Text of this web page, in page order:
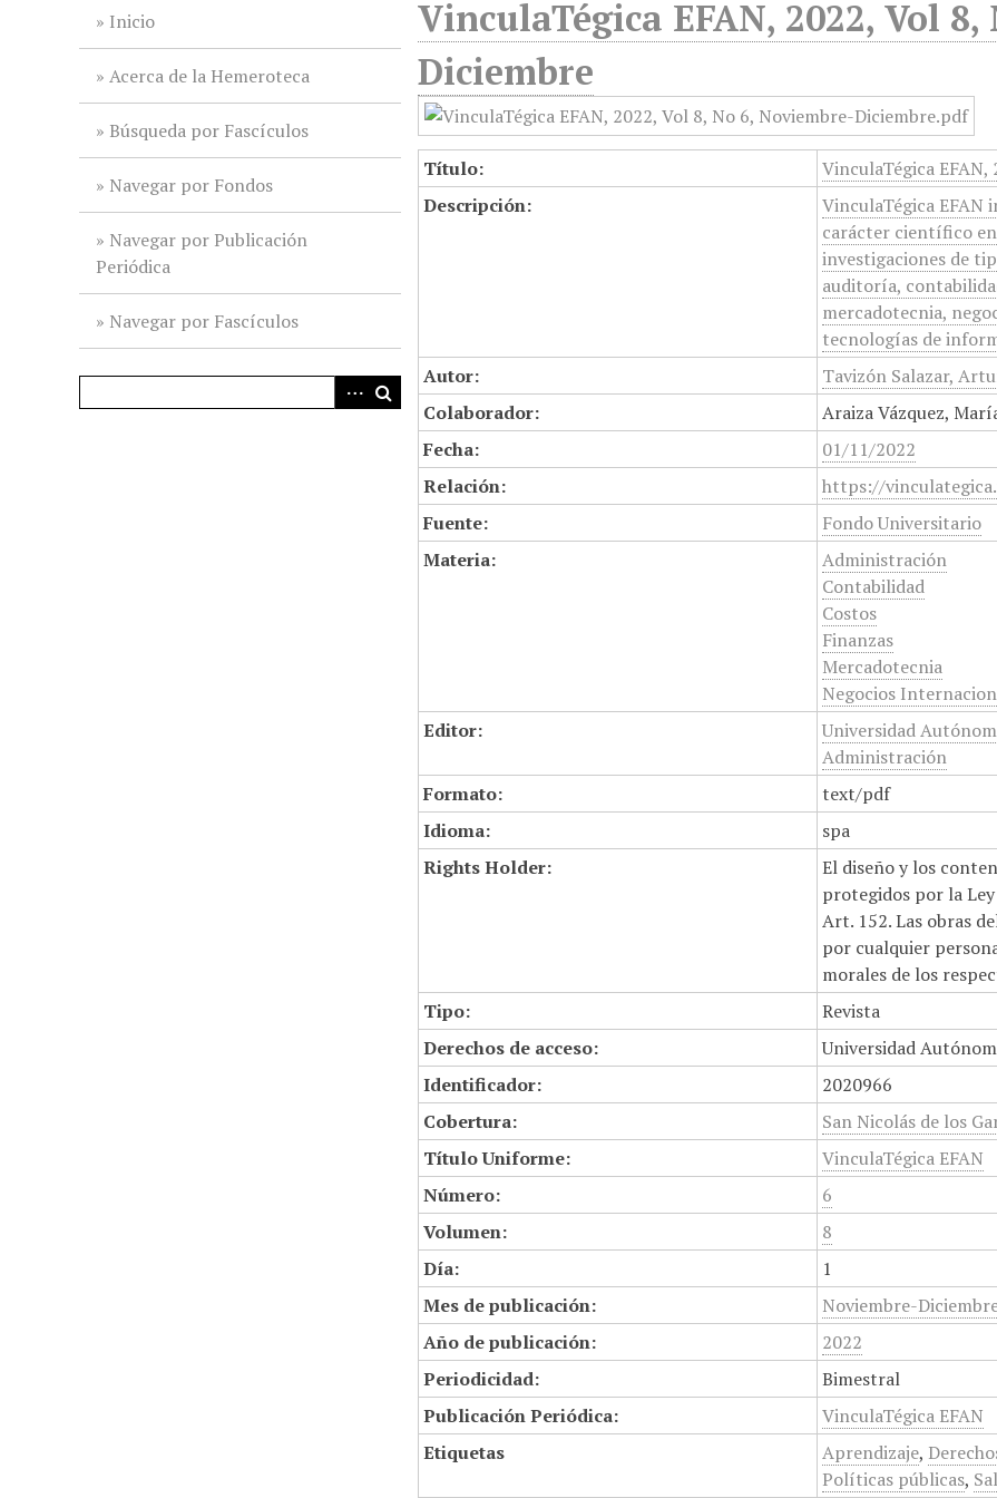
Inicio
Acerca de la Hemeroteca
Búsqueda por Fascículos
Navegar por Fondos
Navegar por Publicación
Periódica
Navegar por Fascículos
VinculaTégica EFAN, 2022, Vol
Diciembre
Título:
VinculaTégica
Descripción:
VinculaTégica EFAN
carácter científico
investigaciones de
auditoría,
mercadotecnia,
tecnologías de
Autor:
Tavizón Salazar,
Colaborador:
Araiza Vázquez,
Fecha:
01/11/2022
Relación:
https://
Fuente:
Fondo Universitario
Materia:
Administración
Contabilidad
Costos
Finanzas
Mercadotecnia
Negocios
Editor:
Universidad
Administración
Formato:
text/pdf
Idioma:
spa
Rights Holder:
El diseño y los
protegidos por la
Art. 152. Las obras
por cualquier
morales de los
Tipo:
Revista
Derechos de acceso:
Universidad
Identificador:
2020966
Cobertura:
San Nicolás de los
Título Uniforme:
VinculaTégica EFAN
Número:
6
Volumen:
8
Día:
1
Mes de publicación:
Noviembre-
Año de publicación:
2022
Periodicidad:
Bimestral
Publicación Periódica:
VinculaTégica EFAN
Etiquetas
Aprendizaje,
Políticas públicas,